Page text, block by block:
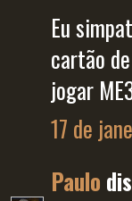
Eu
cartão
jogar
17 de
Paulo